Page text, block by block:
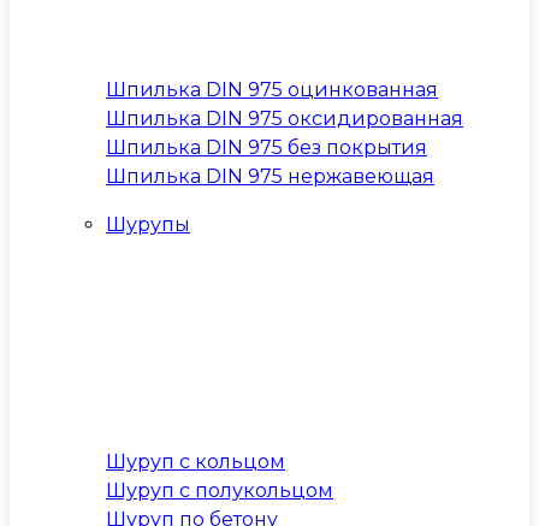
Шпилька DIN 975 оцинкованная
Шпилька DIN 975 оксидированная
Шпилька DIN 975 без покрытия
Шпилька DIN 975 нержавеющая
Шурупы
Шуруп с кольцом
Шуруп с полукольцом
Шуруп по бетону